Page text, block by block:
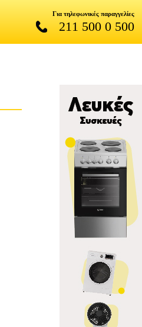
Για τηλεφωνικές παραγγελίες
211 500 0 500